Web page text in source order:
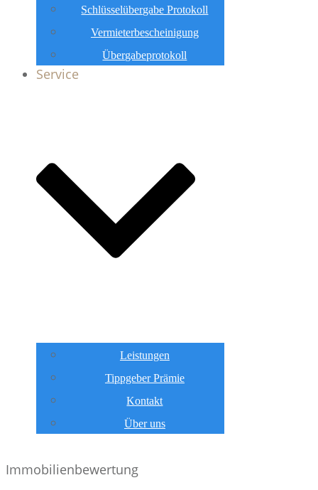
Schlüsselübergabe Protokoll
Vermieterbescheinigung
Übergabeprotokoll
Service
Leistungen
Tippgeber Prämie
Kontakt
Über uns
Immobilienbewertung